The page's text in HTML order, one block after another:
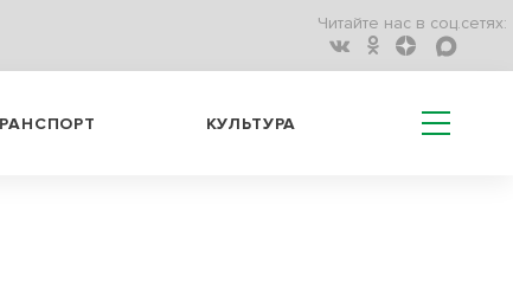
Читайте нас в соц.сетях:
КУЛЬТУРА